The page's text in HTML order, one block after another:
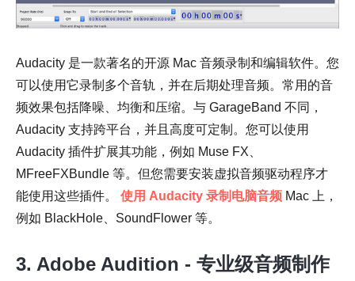
Audacity 是一款著名的开源 Mac 音频录制和编辑软件。您
可以使用它录制多个音轨，并在后期处理音频。常用的音
频效果包括降噪、均衡和压缩。与 GarageBand 不同，
Audacity 支持跨平台，并且高度可定制。您可以使用
Audacity 插件扩展其功能，例如 Muse FX、
MFreeFXBundle 等。但您需要安装虚拟音频驱动程序才
能使用这些插件。 使用 Audacity 录制电脑音频 Mac 上，
例如 BlackHole、SoundFlower 等。
3. Adobe Audition - 专业级音频制作